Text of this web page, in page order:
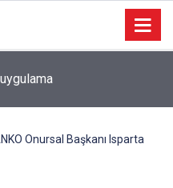
Onursal Başkanı Isparta